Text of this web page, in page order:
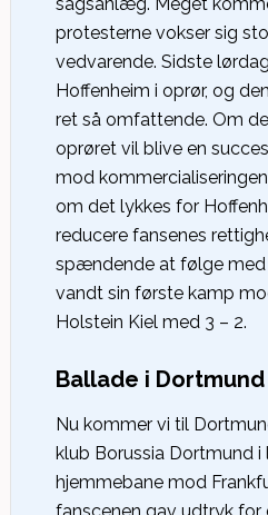
protesterne vokser sig
vedvarende. Sidste
Hoffenheim i oprør, og
ret så omfattende. Om
oprøret vil blive en
mod
om det lykkes for
reducere fansenes
spændende at følge med
vandt sin første kamp
Holstein Kiel med 3 – 2.
Ballade i Dortmund
Nu kommer vi til
klub Borussia Dortmund
hjemmebane mod